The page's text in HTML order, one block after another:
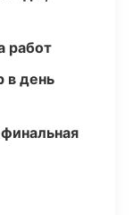
работ
в день